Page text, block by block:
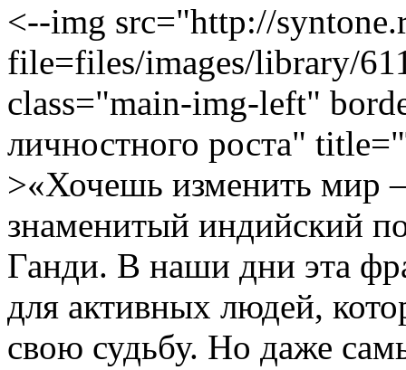
<--img src="http://
file=files/images/library/
class="main-img-left"
личностного роста"
>«Хочешь изменить мир
знаменитый индийский
Ганди. В наши дни эта
для активных людей,
свою судьбу. Но даже